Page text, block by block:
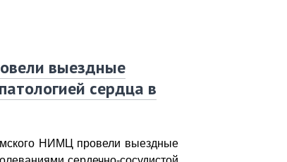
выездные
сердца в
НИМЦ провели выездные